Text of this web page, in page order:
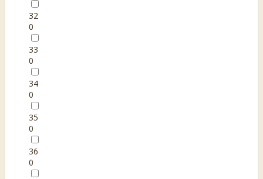
32
0
33
0
34
0
35
0
36
0